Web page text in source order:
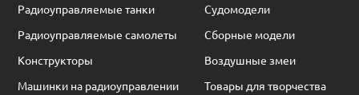
Радиоуправляемые танки
Судомодели
Радиоуправляемые самолеты
Сборные модели
Конструкторы
Воздушные змеи
Машинки на радиоуправлении
Товары для творчества